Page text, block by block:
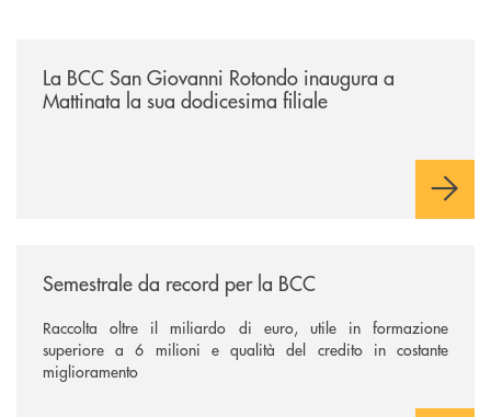
La BCC San Giovanni Rotondo inaugura a
Mattinata la sua dodicesima filiale
Semestrale da record per la BCC
Raccolta oltre il miliardo di euro, utile in formazione
superiore a 6 milioni e qualità del credito in costante
miglioramento